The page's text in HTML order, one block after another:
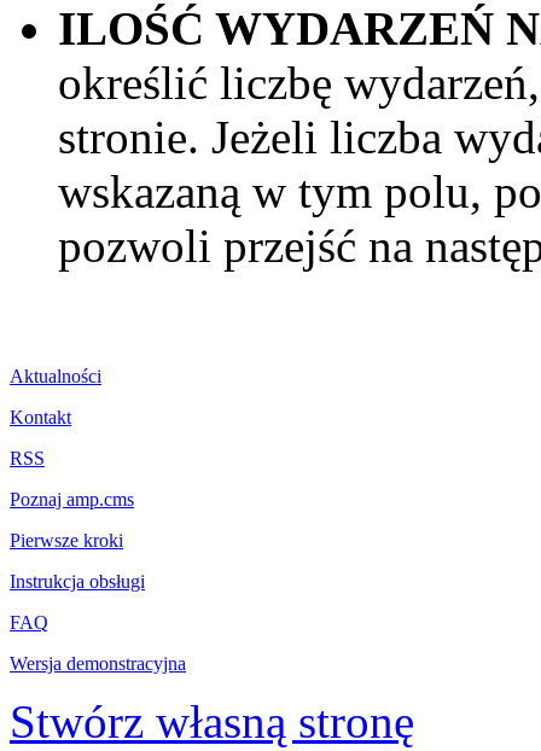
ILOŚĆ WYDARZEŃ
określić liczbę
stronie. Jeżeli liczba
wskazaną w tym polu,
pozwoli przejść na
Aktualności
Kontakt
RSS
Poznaj amp.cms
Pierwsze kroki
Instrukcja obsługi
FAQ
Wersja demonstracyjna
Stwórz własną stronę